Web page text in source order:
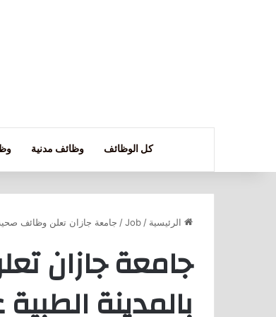
كل الوظائف وظائف مدنية
الرئيسية /
Job
/ جامعة جازان تعلن وظائف
جامعة جازان
بالمدينة